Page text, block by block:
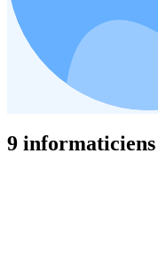
9 informaticiens